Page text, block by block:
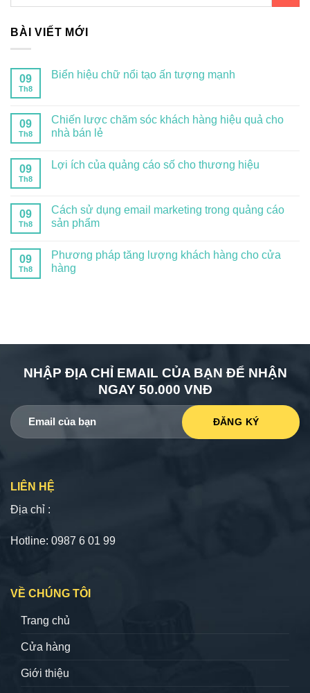
BÀI VIẾT MỚI
09
Th8
Biển hiệu chữ nổi tạo ấn tượng mạnh
09
Th8
Chiến lược chăm sóc khách hàng hiệu quả cho
nhà bán lẻ
09
Th8
Lợi ích của quảng cáo số cho thương hiệu
09
Th8
Cách sử dụng email marketing trong quảng cáo
sản phẩm
09
Th8
Phương pháp tăng lượng khách hàng cho cửa
hàng
NHẬP ĐỊA CHỈ EMAIL CỦA BẠN ĐỂ NHẬN
NGAY 50.000 VNĐ
LIÊN HỆ
Địa chỉ :
Hotline: 0987 6 01 99
VỀ CHÚNG TÔI
Trang chủ
Cửa hàng
Giới thiệu